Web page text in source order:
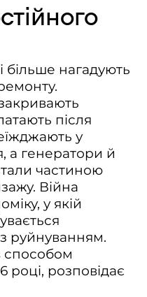
більше нагадують
після
у
а генератори й
частиною
Війна
у якій
руйнуванням.
способом
році, розповідає